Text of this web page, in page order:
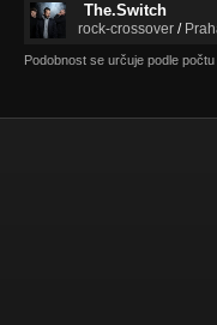
The.Switch
rock-crossover /
Podobnost se určuje podle